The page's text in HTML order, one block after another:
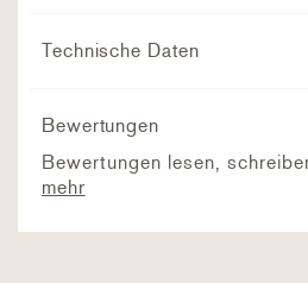
Technische Daten
Bewertungen
Bewertungen lesen,
mehr